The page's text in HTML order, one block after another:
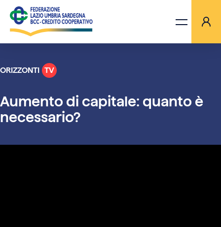
LA FEDERAZIONE
BANCHE
ORIZZONTI TV
Aumento di capitale: quanto è
necessario?